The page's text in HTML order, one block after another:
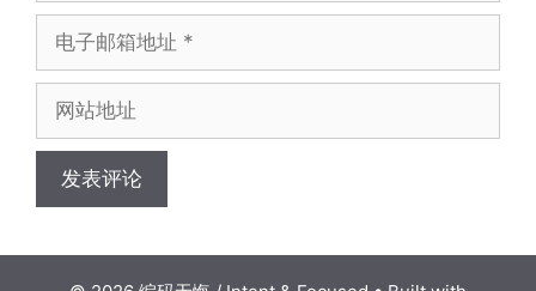
邮
地
地